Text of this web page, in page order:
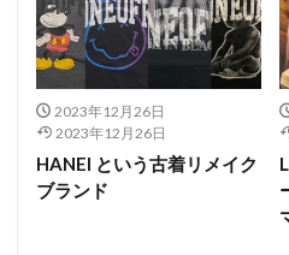
2023年12月26日
2023年12月26日
HANEI という古着リメイク
ブランド